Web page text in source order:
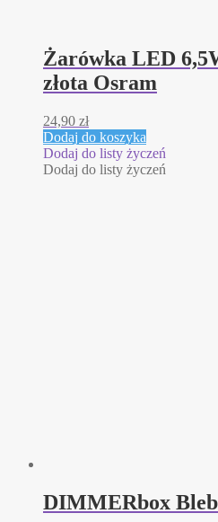
Żarówka LED
złota Osram
24,90 zł
Dodaj do koszyka
Dodaj do listy życzeń
Dodaj do listy życzeń
DIMMERbox